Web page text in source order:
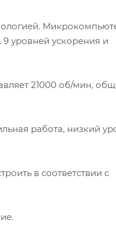
уровней ускорения и
21000 об/мин,
работа, низкий
в соответствии с